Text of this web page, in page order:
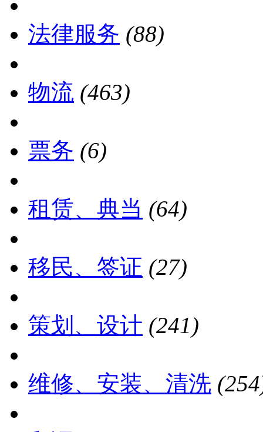
法律服务 (88)
物流 (463)
票务 (6)
租赁、典当 (64)
移民、签证 (27)
策划、设计 (241)
维修、安装、清洗